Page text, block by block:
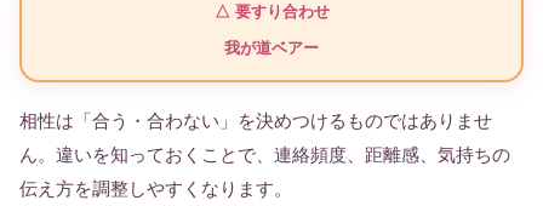
△ 要すり合わせ
我が道ベアー
相性は「合う・合わない」を決めつけるものではありませ
ん。違いを知っておくことで、連絡頻度、距離感、気持ちの
伝え方を調整しやすくなります。